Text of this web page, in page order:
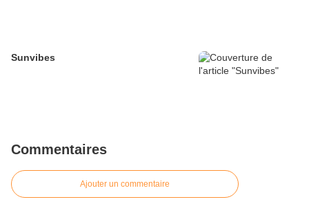
Sunvibes
Commentaires
Ajouter un commentaire